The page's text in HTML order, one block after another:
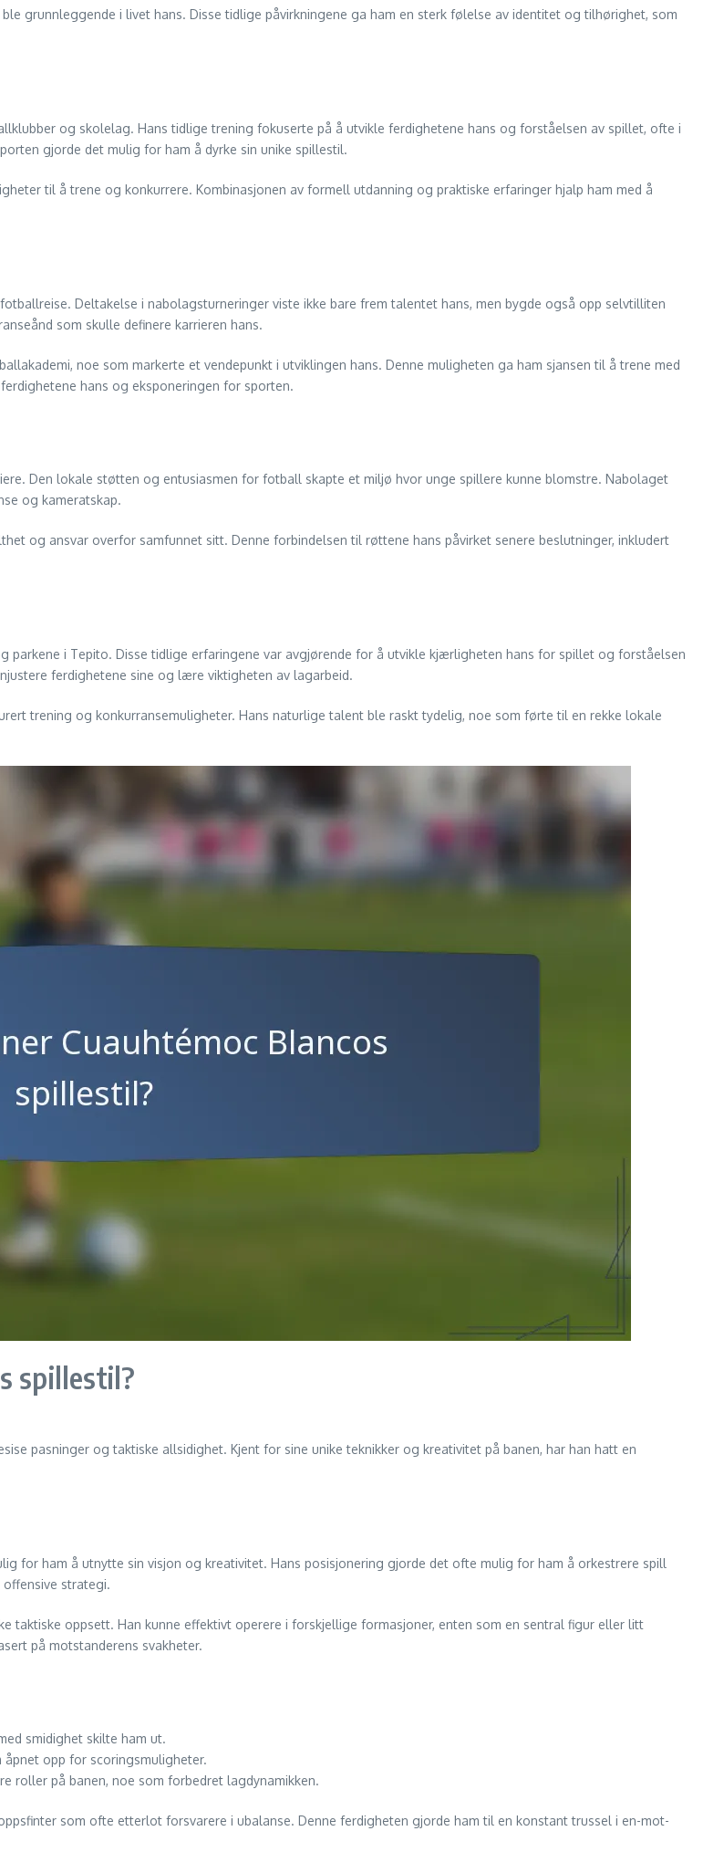
grunnleggende i livet hans. Disse tidlige påvirkningene ga ham en sterk følelse av identitet og tilhørighet, som
og skolelag. Hans tidlige trening fokuserte på å utvikle ferdighetene hans og forståelsen av spillet, ofte i
gjorde det mulig for ham å dyrke sin unike spillestil.
til å trene og konkurrere. Kombinasjonen av formell utdanning og praktiske erfaringer hjalp ham med å
Deltakelse i nabolagsturneringer viste ikke bare frem talentet hans, men bygde også opp selvtilliten
som skulle definere karrieren hans.
noe som markerte et vendepunkt i utviklingen hans. Denne muligheten ga ham sjansen til å trene med
hans og eksponeringen for sporten.
Den lokale støtten og entusiasmen for fotball skapte et miljø hvor unge spillere kunne blomstre. Nabolaget
og kameratskap.
og ansvar overfor samfunnet sitt. Denne forbindelsen til røttene hans påvirket senere beslutninger, inkludert
i Tepito. Disse tidlige erfaringene var avgjørende for å utvikle kjærligheten hans for spillet og forståelsen
ferdighetene sine og lære viktigheten av lagarbeid.
trening og konkurransemuligheter. Hans naturlige talent ble raskt tydelig, noe som førte til en rekke lokale
spillestil?
pasninger og taktiske allsidighet. Kjent for sine unike teknikker og kreativitet på banen, har han hatt en
for ham å utnytte sin visjon og kreativitet. Hans posisjonering gjorde det ofte mulig for ham å orkestrere spill
strategi.
taktiske oppsett. Han kunne effektivt operere i forskjellige formasjoner, enten som en sentral figur eller litt
på motstanderens svakheter.
smidighet skilte ham ut.
åpnet opp for scoringsmuligheter.
roller på banen, noe som forbedret lagdynamikken.
som ofte etterlot forsvarere i ubalanse. Denne ferdigheten gjorde ham til en konstant trussel i en-mot-